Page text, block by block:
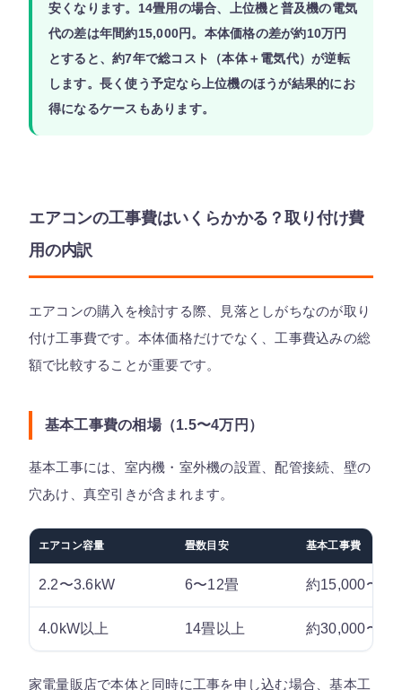
安くなります。14畳用の場合、上位機と普及機の電気
代の差は年間約15,000円。本体価格の差が約10万円
とすると、約7年で総コスト（本体＋電気代）が逆転
します。長く使う予定なら上位機のほうが結果的にお
得になるケースもあります。
エアコンの工事費はいくらかかる？取り付け費
用の内訳
エアコンの購入を検討する際、見落としがちなのが取り
付け工事費です。本体価格だけでなく、工事費込みの総
額で比較することが重要です。
基本工事費の相場（1.5〜4万円）
基本工事には、室内機・室外機の設置、配管接続、壁の
穴あけ、真空引きが含まれます。
エアコン容量 畳数目安 基本工事費
2.2〜3.6kW 6〜12畳 約15,000〜
4.0kW以上 14畳以上 約30,000〜
家電量販店で本体と同時に工事を申し込む場合、基本工